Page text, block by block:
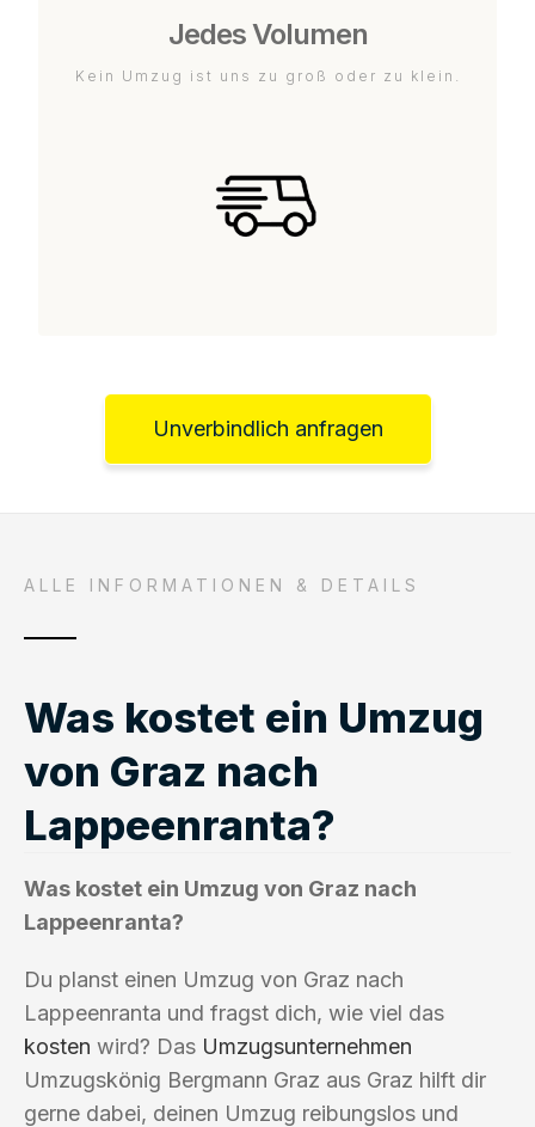
Jedes Volumen
Kein Umzug ist uns zu groß oder zu klein.
Unverbindlich anfragen
ALLE INFORMATIONEN & DETAILS
Was kostet ein Umzug
von Graz nach
Lappeenranta?
Was kostet ein Umzug von Graz nach
Lappeenranta?
Du planst einen Umzug von Graz nach
Lappeenranta und fragst dich, wie viel das
kosten wird? Das Umzugsunternehmen
Umzugskönig Bergmann Graz aus Graz hilft dir
gerne dabei, deinen Umzug reibungslos und